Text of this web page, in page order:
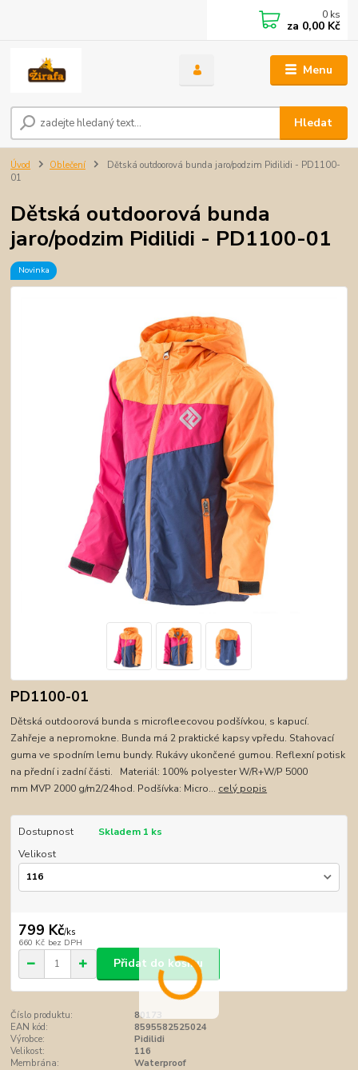
Menu
Hledat
0 ks
za 0,00 Kč
Úvod Oblečení
Dětská outdoorová bunda jaro/podzim Pidilidi - PD1100-
01
Dětská outdoorová bunda
jaro/podzim Pidilidi - PD1100-01
Novinka
PD1100-01
Dětská outdoorová bunda s microfleecovou podšívkou, s kapucí.
Zahřeje a nepromokne. Bunda má 2 praktické kapsy vpředu. Stahovací
guma ve spodním lemu bundy. Rukávy ukončené gumou. Reflexní potisk
na přední i zadní části. Materiál: 100% polyester W/R+W/P 5000
mm MVP 2000 g/m2/24hod. Podšívka: Micro... celý popis
Dostupnost
Skladem 1 ks
Velikost
799 Kč/ks
660 Kč bez DPH
Přidat do košíku
Číslo produktu:
80173
EAN kód:
8595582525024
Výrobce:
Pidilidi
Velikost:
116
Membrána:
Waterproof